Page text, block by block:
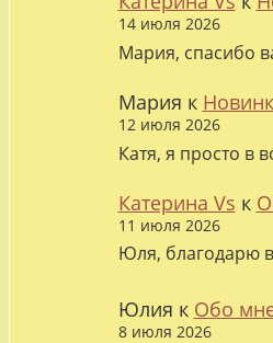
14 июля 2026
Мария, спасибо
Мария к
12 июля 2026
Катя, я просто в
Катерина Vs к
11 июля 2026
Юля, благодарю
Юлия к Обо
8 июля 2026